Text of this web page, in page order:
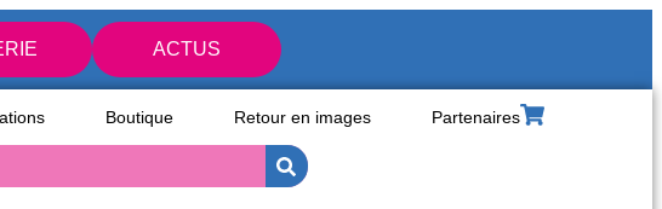
ACTUS
Boutique Retour en images Partenaires